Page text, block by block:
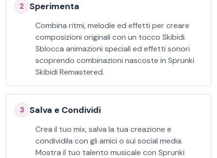
2 Sperimenta
Combina ritmi, melodie ed effetti per creare
composizioni originali con un tocco Skibidi.
Sblocca animazioni speciali ed effetti sonori
scoprendo combinazioni nascoste in Sprunki
Skibidi Remastered.
3 Salva e Condividi
Crea il tuo mix, salva la tua creazione e
condividila con gli amici o sui social media.
Mostra il tuo talento musicale con Sprunki